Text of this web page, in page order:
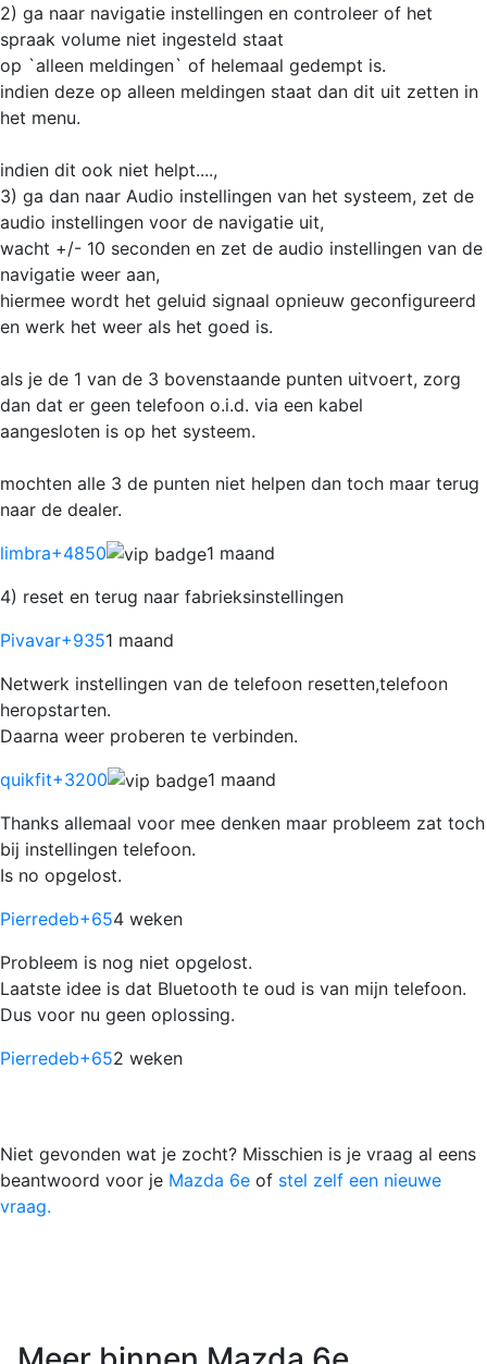
2) ga naar navigatie instellingen en controleer of het
spraak volume niet ingesteld staat
op `alleen meldingen` of helemaal gedempt is.
indien deze op alleen meldingen staat dan dit uit zetten in
het menu.
indien dit ook niet helpt....,
3) ga dan naar Audio instellingen van het systeem, zet de
audio instellingen voor de navigatie uit,
wacht +/- 10 seconden en zet de audio instellingen van de
navigatie weer aan,
hiermee wordt het geluid signaal opnieuw geconfigureerd
en werk het weer als het goed is.
als je de 1 van de 3 bovenstaande punten uitvoert, zorg
dan dat er geen telefoon o.i.d. via een kabel
aangesloten is op het systeem.
mochten alle 3 de punten niet helpen dan toch maar terug
naar de dealer.
limbra+4850
1 maand
4) reset en terug naar fabrieksinstellingen
Pivavar+9351 maand
Netwerk instellingen van de telefoon resetten,telefoon
heropstarten.
Daarna weer proberen te verbinden.
quikfit+3200
1 maand
Thanks allemaal voor mee denken maar probleem zat toch
bij instellingen telefoon.
Is no opgelost.
Pierredeb+654 weken
Probleem is nog niet opgelost.
Laatste idee is dat Bluetooth te oud is van mijn telefoon.
Dus voor nu geen oplossing.
Pierredeb+652 weken
Niet gevonden wat je zocht? Misschien is je vraag al eens
beantwoord voor je Mazda 6e of stel zelf een nieuwe
vraag.